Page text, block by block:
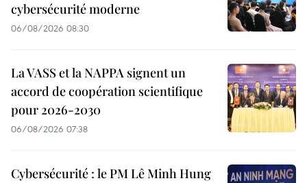
cybersécurité moderne
06/08/2026 08:30
La VASS et la NAPPA signent un
accord de coopération scientifique
pour 2026-2030
06/08/2026 07:38
Cybersécurité : le PM Lê Minh Hung